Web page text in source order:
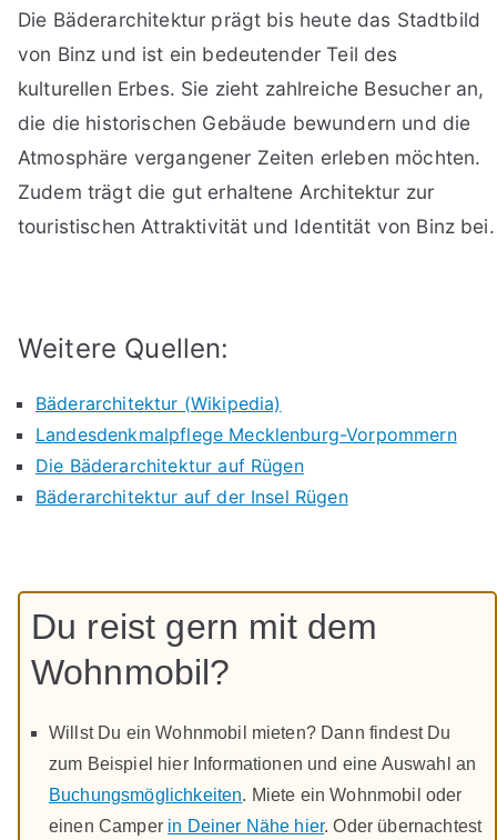
Die Bäderarchitektur prägt bis heute das Stadtbild
von Binz und ist ein bedeutender Teil des
kulturellen Erbes. Sie zieht zahlreiche Besucher an,
die die historischen Gebäude bewundern und die
Atmosphäre vergangener Zeiten erleben möchten.
Zudem trägt die gut erhaltene Architektur zur
touristischen Attraktivität und Identität von Binz bei.
Weitere Quellen:
Bäderarchitektur (Wikipedia)
Landesdenkmalpflege Mecklenburg-Vorpommern
Die Bäderarchitektur auf Rügen
Bäderarchitektur auf der Insel Rügen
Du reist gern mit dem
Wohnmobil?
Willst Du ein Wohnmobil mieten? Dann findest Du
zum Beispiel hier Informationen und eine Auswahl an
Buchungsmöglichkeiten. Miete ein Wohnmobil oder
einen Camper in Deiner Nähe hier. Oder übernachtest